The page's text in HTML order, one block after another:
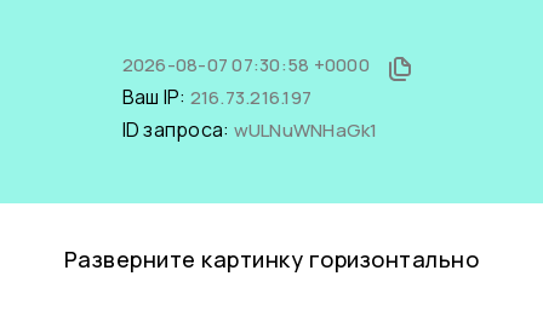
2026-08-07 07:30:58 +0000
Ваш IP: 216.73.216.197
ID запроса: wULNuWNHaGk1
Разверните картинку горизонтально